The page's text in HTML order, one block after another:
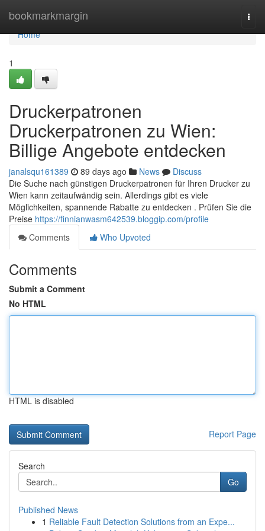
bookmarkmargin
Home
Home
1
Druckerpatronen
Druckerpatronen zu Wien:
Billige Angebote entdecken
janalsqu161389 89 days ago News
Discuss
Die Suche nach günstigen Druckerpatronen für Ihren Drucker zu
Wien kann zeitaufwändig sein. Allerdings gibt es viele
Möglichkeiten, spannende Rabatte zu entdecken . Prüfen Sie die
Preise https://finnianwasm642539.bloggip.com/profile
Comments
Who Upvoted
Comments
Submit a Comment
No HTML
HTML is disabled
Report Page
Search
Go
Published News
1 Reliable Fault Detection Solutions from an Expe...